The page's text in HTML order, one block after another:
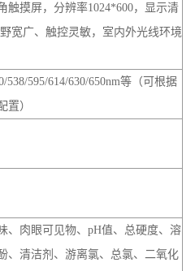
触摸屏，分辨率1024*600，显示清
宽广、触控灵敏，室内外光线环境
538/595/614/630/650nm等（可根据
置）
、肉眼可见物、pH值、总硬度、溶
、清洁剂、游离氯、总氯、二氧化